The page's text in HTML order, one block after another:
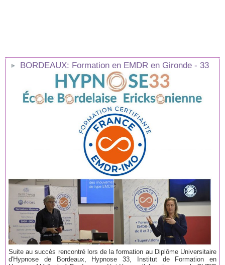
BORDEAUX: Formation en EMDR en Gironde - 33
Suite au succès rencontré lors de la formation au Diplôme Universitaire
d'Hypnose de Bordeaux, Hypnose 33, Institut de Formation en